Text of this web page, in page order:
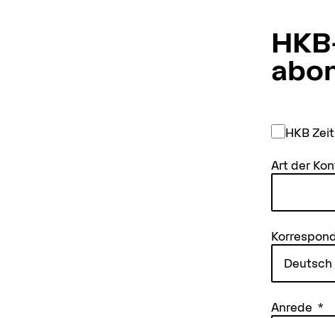
HKB
Art der
Anrede